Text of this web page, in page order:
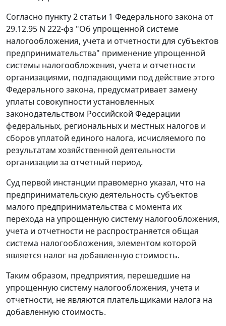
Согласно пункту 2 статьи 1 Федерального закона от
29.12.95 N 222-фз "Об упрощенной системе
налогообложения, учета и отчетности для субъектов
предпринимательства" применение упрощенной
системы налогообложения, учета и отчетности
организациями, подпадающими под действие этого
Федерального закона, предусматривает замену
уплаты совокупности установленных
законодательством Российской Федерации
федеральных, региональных и местных налогов и
сборов уплатой единого налога, исчисляемого по
результатам хозяйственной деятельности
организации за отчетный период.
Суд первой инстанции правомерно указал, что на
предпринимательскую деятельность субъектов
малого предпринимательства с момента их
перехода на упрощенную систему налогообложения,
учета и отчетности не распространяется общая
система налогообложения, элементом которой
является налог на добавленную стоимость.
Таким образом, предприятия, перешедшие на
упрощенную систему налогообложения, учета и
отчетности, не являются плательщиками налога на
добавленную стоимость.